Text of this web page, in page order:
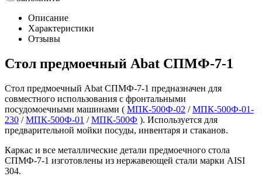
Описание
Характеристики
Отзывы
Стол предмоечный Abat СПМФ-7-1
Стол предмоечный Abat СПМФ-7-1 предназначен для
совместного использования с фронтальными
посудомоечными машинами ( МПК-500Ф-02 /МПК-500Ф-01-
230 /МПК-500Ф-01 /МПК-500Ф ). Используется для
предварительной мойки посуды, инвентаря и стаканов.
Каркас и все металлические детали предмоечного стола
СПМФ-7-1 изготовлены из нержавеющей стали марки AISI
304.